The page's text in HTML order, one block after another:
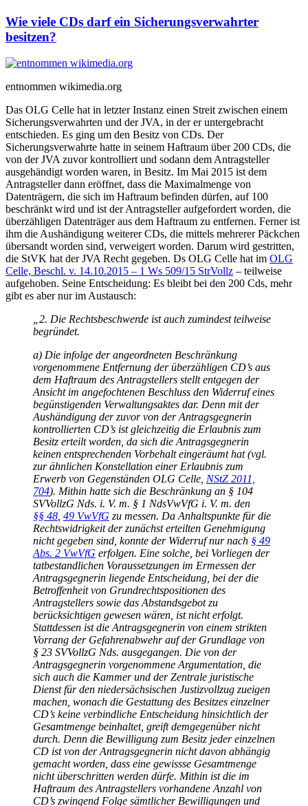
Wie viele CDs darf ein Sicherungsverwahrter
besitzen?
entnommen wikimedia.org
Das OLG Celle hat in letzter Instanz einen Streit zwischen einem
Sicherungsverwahrten und der JVA, in der er untergebracht
entschieden. Es ging um den Besitz von CDs. Der
Sicherungsverwahrte hatte in seinem Haftraum über 200 CDs, die
von der JVA zuvor kontrolliert und sodann dem Antragsteller
ausgehändigt worden waren, in Besitz. Im Mai 2015 ist dem
Antragsteller dann eröffnet, dass die Maximalmenge von
Datenträgern, die sich im Haftraum befinden dürfen, auf 100
beschränkt wird und ist der Antragsteller aufgefordert worden, die
überzähligen Datenträger aus dem Haftraum zu entfernen. Ferner ist
ihm die Aushändigung weiterer CDs, die mittels mehrerer Päckchen
übersandt worden sind, verweigert worden. Darum wird gestritten,
die StVK hat der JVA Recht gegeben. Ds OLG Celle hat im OLG
Celle, Beschl. v. 14.10.2015 – 1 Ws 509/15 StrVollz – teilweise
aufgehoben. Seine Entscheidung: Es bleibt bei den 200 Cds, mehr
gibt es aber nur im Austausch:
„2. Die Rechtsbeschwerde ist auch zumindest teilweise
begründet.
a) Die infolge der angeordneten Beschränkung
vorgenommene Entfernung der überzähligen CD’s aus
dem Haftraum des Antragstellers stellt entgegen der
Ansicht im angefochtenen Beschluss den Widerruf eines
begünstigenden Verwaltungsaktes dar. Denn mit der
Aushändigung der zuvor von der Antragsgegnerin
kontrollierten CD’s ist gleichzeitig die Erlaubnis zum
Besitz erteilt worden, da sich die Antragsgegnerin
keinen entsprechenden Vorbehalt eingeräumt hat (vgl.
zur ähnlichen Konstellation einer Erlaubnis zum
Erwerb von Gegenständen OLG Celle, NStZ 2011,
704). Mithin hatte sich die Beschränkung an § 104
SVVollzG Nds. i. V. m. § 1 NdsVwVfG i. V. m. den
§§ 48 49 VwVfG zu messen. Da Anhaltspunkte für die
Rechtswidrigkeit der zunächst erteilten Genehmigung
nicht gegeben sind, konnte der Widerruf nur nach § 49
Abs. 2 VwVfG erfolgen. Eine solche, bei Vorliegen der
tatbestandlichen Voraussetzungen im Ermessen der
Antragsgegnerin liegende Entscheidung, bei der die
Betroffenheit von Grundrechtspositionen des
Antragstellers sowie das Abstandsgebot zu
berücksichtigen gewesen wären, ist nicht erfolgt.
Stattdessen ist die Antragsgegnerin von einem strikten
Vorrang der Gefahrenabwehr auf der Grundlage von
§ 23 SVVollzG Nds. ausgegangen. Die von der
Antragsgegnerin vorgenommene Argumentation, die
sich auch die Kammer und der Zentrale juristische
Dienst für den niedersächsischen Justizvollzug zueigen
machen, wonach die Gestattung des Besitzes einzelner
CD’s keine verbindliche Entscheidung hinsichtlich der
Gesamtmenge beinhaltet, greift demgegenüber nicht
durch. Denn die Bewilligung zum Besitz jeder einzelnen
CD ist von der Antragsgegnerin nicht davon abhängig
gemacht worden, dass eine gewissse Gesamtmenge
nicht überschritten werden dürfe. Mithin ist die im
Haftraum des Antragstellers vorhandene Anzahl von
CD’s zwingend Folge sämtlicher Bewilligungen und